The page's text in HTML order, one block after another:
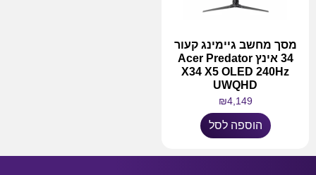
מסך מחשב גיימינג קעור
34 אינץ Acer Predator
X34 X5 OLED 240Hz
UWQHD
₪4,149
הוספה לסל